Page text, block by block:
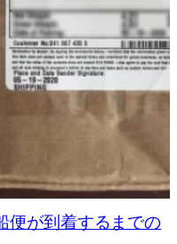
便が到着するまでの